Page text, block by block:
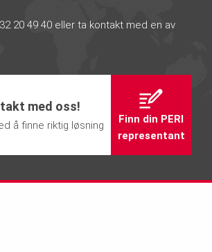
20 49 40 eller ta kontakt med en av
med oss!
å finne riktig løsning
Finn din PERI
representant